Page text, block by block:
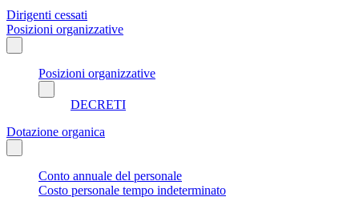
Dirigenti cessati
Posizioni organizzative
Posizioni organizzative
DECRETI
Dotazione organica
Conto annuale del personale
Costo personale tempo indeterminato